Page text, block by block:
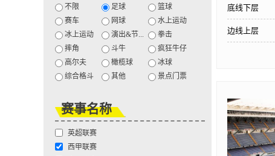
底线下层
边线上层
不限 足球
篮球
赛车
网球
水上运动
冰上运动
演出&节...
拳击
摔角
斗牛
疯狂牛仔
高尔夫
橄榄球
冰球
综合格斗
其他 景点门票
赛事名称
英超联赛
西甲联赛